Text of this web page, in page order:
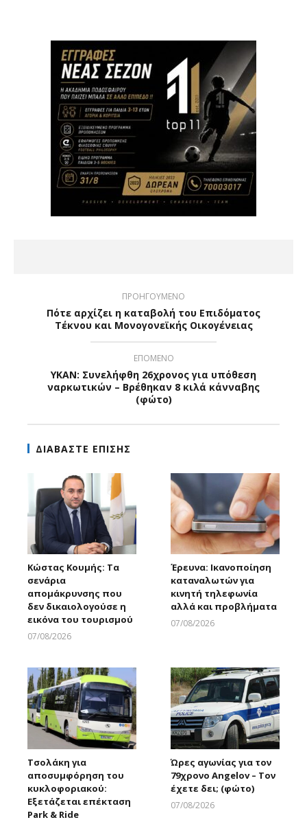
ΠΡΟΗΓΟΥΜΕΝΟ
Πότε αρχίζει η καταβολή του Επιδόματος
Τέκνου και Μονογονεϊκής Οικογένειας
ΕΠΟΜΕΝΟ
YKAN: Συνελήφθη 26χρονος για υπόθεση
ναρκωτικών – Βρέθηκαν 8 κιλά κάνναβης
(φώτο)
ΔΙΑΒΑΣΤΕ ΕΠΙΣΗΣ
Κώστας Κουμής: Τα
σενάρια
απομάκρυνσης που
δεν δικαιολογούσε η
εικόνα του τουρισμού
07/08/2026
Έρευνα: Ικανοποίηση
καταναλωτών για
κινητή τηλεφωνία
αλλά και προβλήματα
07/08/2026
Τσολάκη για
αποσυμφόρηση του
κυκλοφοριακού:
Εξετάζεται επέκταση
Park & Ride
Ώρες αγωνίας για τον
79χρονο Angelov – Τον
έχετε δει; (φώτο)
07/08/2026